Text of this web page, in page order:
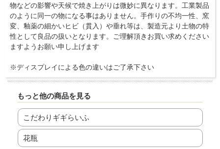
物などの影響や天候で焼き上がりは微妙に異なります。工業製品
のように同一の物になる事はありません。手作りの不均一性、窯
変、釉薬の細かいヒビ（貫入）や垂れ等は、製造元より土物の特
性として良品の扱いとなります。ご理解頂きお買い求めください
ますようお願い申し上げます
※ディスプレイによる色の違いはご了承下さい
もっと他の商品を見る
こだわりギギらいふ
花瓶